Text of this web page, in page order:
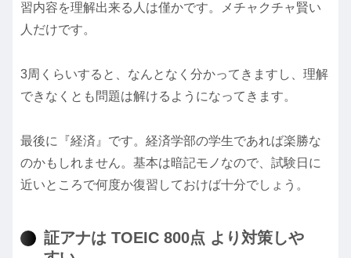
習内容を理解出来る人は僅かです。メチャクチャ賢い
人だけです。
3周くらいすると、なんとなく分かってきますし、理解
できなくとも問題は解けるようになってきます。
最後に『経済』です。経済学部の学生であれば楽勝な
のかもしれません。基本は暗記モノなので、試験日に
近いところで何度か復習しておけば十分でしょう。
証アナは TOEIC 800点 より対策しや